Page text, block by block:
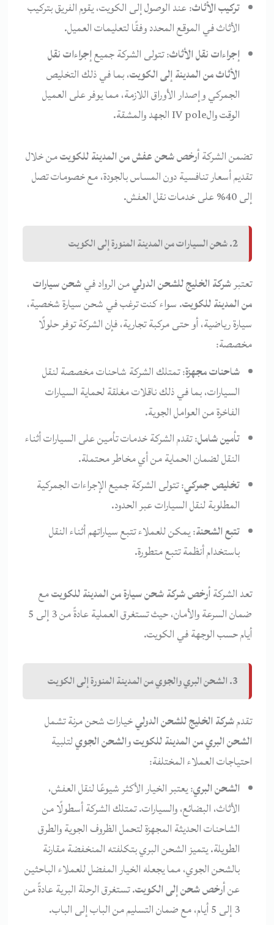
تركيب الأثاث: عند الوصول إلى الكويت، يقوم الفريق بتركيب
الأثاث في الموقع المحدد وفقًا لتعليمات العميل.
إجراءات نقل الأثاث: تتولى الشركة جميعإجراءات نقل
الأثاث من المدينة إلى الكويت، بما في ذلك التخليص
الجمركي وإصدار الأوراق اللازمة، مما يوفر على العميل
الوقت والIV pole الجهد والمشقة.
تضمن الشركةأرخص شحن عفش من المدينة للكويتمن خلال
تقديم أسعار تنافسية دون المساس بالجودة، مع خصومات تصل
إلى 40% على خدمات نقل العفش.
2. شحن السيارات من المدينة المنورة إلى الكويت
تعتبرشركة الخليج للشحن الدوليمن الرواد فيشحن سيارات
من المدينة للكويت. سواء كنت ترغب في شحن سيارة شخصية،
سيارة رياضية، أو حتى مركبة تجارية، فإن الشركة توفر حلولًا
مخصصة:
شاحنات مجهزة: تمتلك الشركة شاحنات مخصصة لنقل
السيارات، بما في ذلك ناقلات مغلقة لحماية السيارات
الفاخرة من العوامل الجوية.
تأمين شامل: تقدم الشركة خدمات تأمين على السيارات أثناء
النقل لضمان الحماية من أي مخاطر محتملة.
تخليص جمركي: تتولى الشركة جميع الإجراءات الجمركية
المطلوبة لنقل السيارات عبر الحدود.
تتبع الشحنة: يمكن للعملاء تتبع سياراتهم أثناء النقل
باستخدام أنظمة تتبع متطورة.
تعد الشركةأرخص شركة شحن سيارة من المدينة للكويتمع
ضمان السرعة والأمان، حيث تستغرق العملية عادةً من 3 إلى 5
أيام حسب الوجهة في الكويت.
3. الشحن البري والجوي من المدينة المنورة إلى الكويت
تقدمشركة الخليج للشحن الدوليخيارات شحن مرنة تشمل
الشحن البري من المدينة للكويتوالشحن الجويلتلبية
احتياجات العملاء المختلفة:
الشحن البري: يعتبر الخيار الأكثر شيوعًا لنقل العفش،
الأثاث، البضائع، والسيارات. تمتلك الشركة أسطولًا من
الشاحنات الحديثة المجهزة لتحمل الظروف الجوية والطرق
الطويلة. يتميز الشحن البري بتكلفته المنخفضة مقارنة
بالشحن الجوي، مما يجعله الخيار المفضل للعملاء الباحثين
عنأرخص شحن إلى الكويت. تستغرق الرحلة البرية عادةً من
3 إلى 5 أيام، مع ضمان التسليم من الباب إلى الباب.